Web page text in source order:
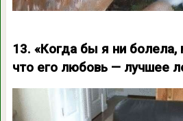
13. «Когда бы я ни болела,
что его любовь — лучшее